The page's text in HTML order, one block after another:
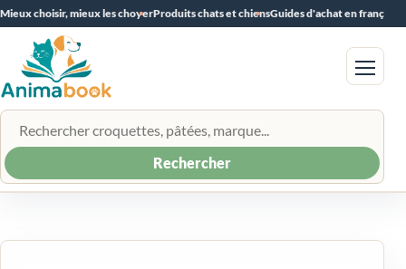
Mieux choisir, mieux les choyerProduits chats et chiensGuides d'achat en français
Rechercher un produit
Rechercher
Menu